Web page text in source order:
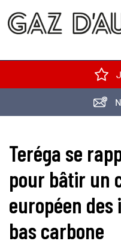
Teréga se
pour bâtir un
européen
bas carbone